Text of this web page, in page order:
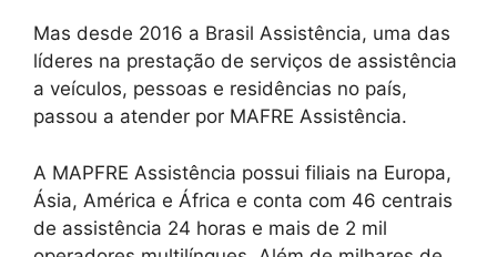
Mas desde 2016 a Brasil Assistência, uma das
líderes na prestação de serviços de assistência
a veículos, pessoas e residências no país,
passou a atender por MAFRE Assistência.
A MAPFRE Assistência possui filiais na Europa,
Ásia, América e África e conta com 46 centrais
de assistência 24 horas e mais de 2 mil